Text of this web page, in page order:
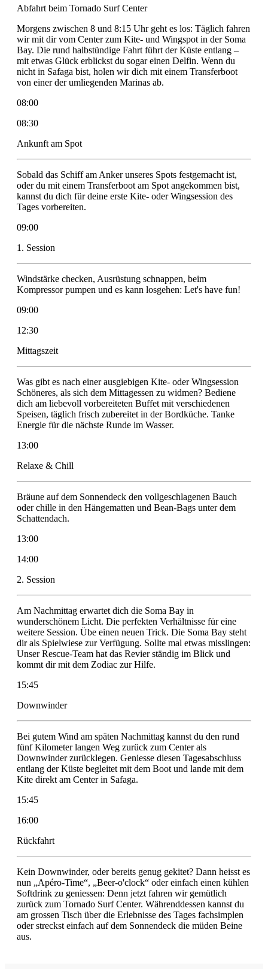
Abfahrt beim Tornado Surf Center
Morgens zwischen 8 und 8:15 Uhr geht es los: Täglich fahren
wir mit dir vom Center zum Kite- und Wingspot in der Soma
Bay. Die rund halbstündige Fahrt führt der Küste entlang –
mit etwas Glück erblickst du sogar einen Delfin. Wenn du
nicht in Safaga bist, holen wir dich mit einem Transferboot
von einer der umliegenden Marinas ab.
08:00
08:30
Ankunft am Spot
Sobald das Schiff am Anker unseres Spots festgemacht ist,
oder du mit einem Transferboot am Spot angekommen bist,
kannst du dich für deine erste Kite- oder Wingsession des
Tages vorbereiten.
09:00
1. Session
Windstärke checken, Ausrüstung schnappen, beim
Kompressor pumpen und es kann losgehen: Let's have fun!
09:00
12:30
Mittagszeit
Was gibt es nach einer ausgiebigen Kite- oder Wingsession
Schöneres, als sich dem Mittagessen zu widmen? Bediene
dich am liebevoll vorbereiteten Buffet mit verschiedenen
Speisen, täglich frisch zubereitet in der Bordküche. Tanke
Energie für die nächste Runde im Wasser.
13:00
Relaxe & Chill
Bräune auf dem Sonnendeck den vollgeschlagenen Bauch
oder chille in den Hängematten und Bean-Bags unter dem
Schattendach.
13:00
14:00
2. Session
Am Nachmittag erwartet dich die Soma Bay in
wunderschönem Licht. Die perfekten Verhältnisse für eine
weitere Session. Übe einen neuen Trick. Die Soma Bay steht
dir als Spielwiese zur Verfügung. Sollte mal etwas misslingen:
Unser Rescue-Team hat das Revier ständig im Blick und
kommt dir mit dem Zodiac zur Hilfe.
15:45
Downwinder
Bei gutem Wind am späten Nachmittag kannst du den rund
fünf Kilometer langen Weg zurück zum Center als
Downwinder zurücklegen. Geniesse diesen Tagesabschluss
entlang der Küste begleitet mit dem Boot und lande mit dem
Kite direkt am Center in Safaga.
15:45
16:00
Rückfahrt
Kein Downwinder, oder bereits genug gekitet? Dann heisst es
nun „Apéro-Time“, „Beer-o'clock“ oder einfach einen kühlen
Softdrink zu geniessen: Denn jetzt fahren wir gemütlich
zurück zum Tornado Surf Center. Währenddessen kannst du
am grossen Tisch über die Erlebnisse des Tages fachsimplen
oder streckst einfach auf dem Sonnendeck die müden Beine
aus.